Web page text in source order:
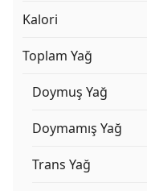
Kalori
Toplam Yağ
Doymuş Yağ
Doymamış Yağ
Trans Yağ